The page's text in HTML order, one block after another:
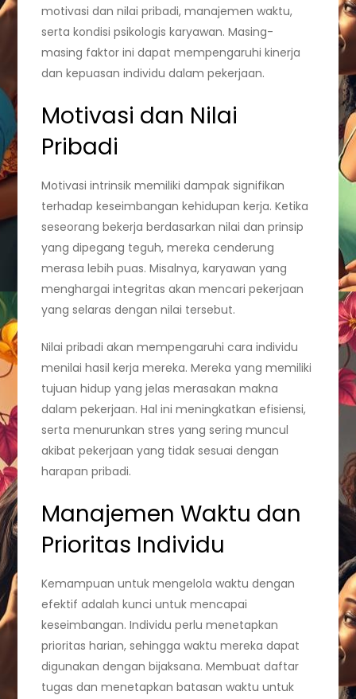
motivasi dan nilai pribadi, manajemen waktu,
serta kondisi psikologis karyawan. Masing-
masing faktor ini dapat mempengaruhi kinerja
dan kepuasan individu dalam pekerjaan.
Motivasi dan Nilai
Pribadi
Motivasi intrinsik memiliki dampak signifikan
terhadap keseimbangan kehidupan kerja. Ketika
seseorang bekerja berdasarkan nilai dan prinsip
yang dipegang teguh, mereka cenderung
merasa lebih puas. Misalnya, karyawan yang
menghargai integritas akan mencari pekerjaan
yang selaras dengan nilai tersebut.
Nilai pribadi akan mempengaruhi cara individu
menilai hasil kerja mereka. Mereka yang memiliki
tujuan hidup yang jelas merasakan makna
dalam pekerjaan. Hal ini meningkatkan efisiensi,
serta menurunkan stres yang sering muncul
akibat pekerjaan yang tidak sesuai dengan
harapan pribadi.
Manajemen Waktu dan
Prioritas Individu
Kemampuan untuk mengelola waktu dengan
efektif adalah kunci untuk mencapai
keseimbangan. Individu perlu menetapkan
prioritas harian, sehingga waktu mereka dapat
digunakan dengan bijaksana. Membuat daftar
tugas dan menetapkan batasan waktu untuk